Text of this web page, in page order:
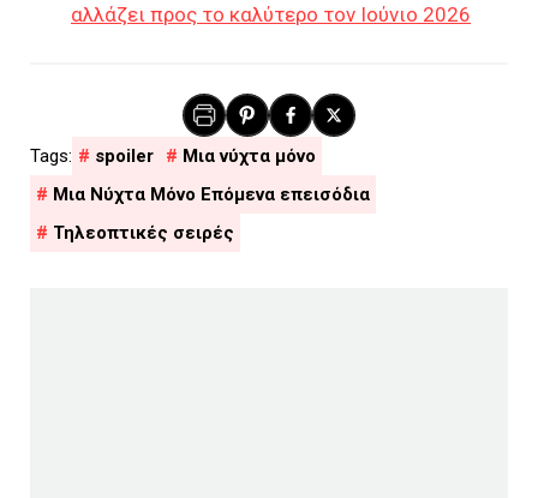
αλλάζει προς το καλύτερο τον Ιούνιο 2026
spoiler
Μια νύχτα μόνο
Μια Νύχτα Μόνο Επόμενα επεισόδια
Τηλεοπτικές σειρές